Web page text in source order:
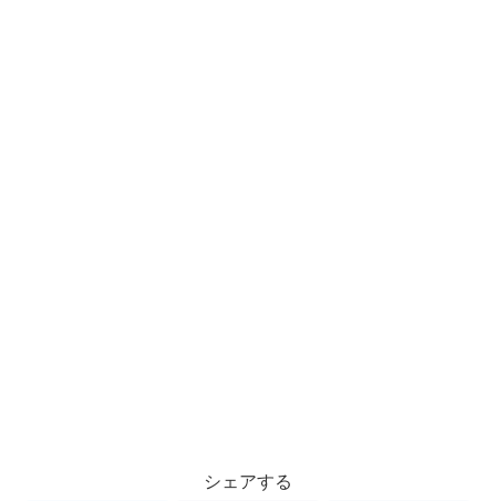
シェアする